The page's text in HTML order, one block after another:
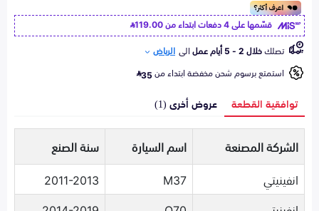
قسّمها على 4 دفعات ابتداء من
119.00
تصلكخلال 2 - 5 أيام عمل الى الرياض
استمتع برسوم شحن مخفضة ابتداء من35
توافقية القطعة عروض أخرى (1)
الشركة المصنعة اسم السيارة
سنة الصنع
انفينيتي
M37
2011-2013